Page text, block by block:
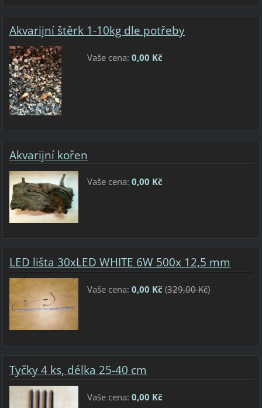
Akvarijní štěrk 1-10kg dle potřeby
Vaše cena: 0,00 Kč
Akvarijní kořen
Vaše cena: 0,00 Kč
LED lišta 30xLED WHITE 6W 500x 12,5 mm
Vaše cena: 0,00 Kč(329,00 Kč)
Tyčky 4 ks, délka 25-40 cm
Vaše cena: 0,00 Kč